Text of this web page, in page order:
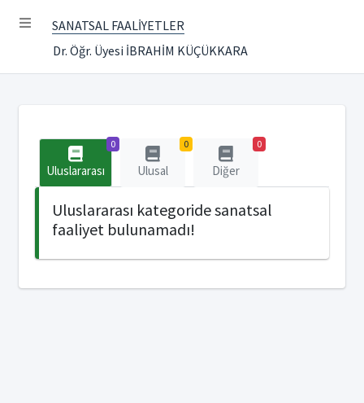
SANATSAL FAALİYETLER
Dr. Öğr. Üyesi İBRAHİM KÜÇÜKKARA
0
Uluslararası
0
Ulusal
0
Diğer
Uluslararası kategoride sanatsal
faaliyet bulunamadı!